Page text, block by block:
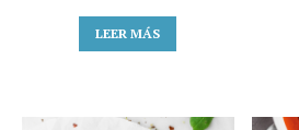
LEER MÁS